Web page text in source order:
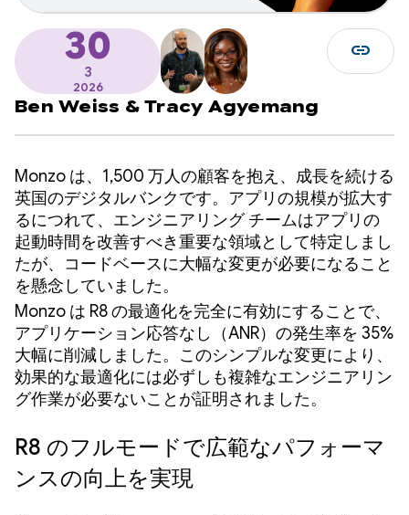
30
3
2026
Ben Weiss & Tracy Agyemang
link
Monzo は、1,500 万人の顧客を抱え、成長を続ける
英国のデジタルバンクです。アプリの規模が拡大す
るにつれて、エンジニアリング チームはアプリの
起動時間を改善すべき重要な領域として特定しまし
たが、コードベースに大幅な変更が必要になること
を懸念していました。
Monzo は R8 の最適化を完全に有効にすることで、
アプリケーション応答なし（ANR）の発生率を 35%
大幅に削減しました。このシンプルな変更により、
効果的な最適化には必ずしも複雑なエンジニアリン
グ作業が必要ないことが証明されました。
R8 のフルモードで広範なパフォーマ
ンスの向上を実現